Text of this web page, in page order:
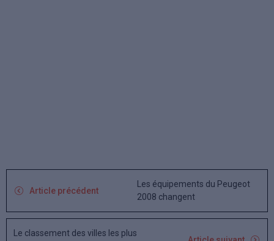
Article précédent
Les équipements du Peugeot
2008 changent
Le classement des villes les plus